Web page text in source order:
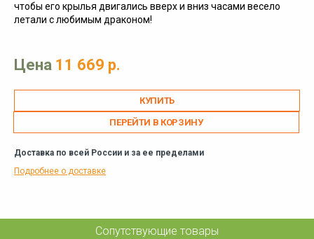
чтобы его крылья двигались вверх и вниз часами весело
летали с любимым драконом!
Цена 11 669 р.
ПЕРЕЙТИ В КОРЗИНУ
Доставка по всей России и за ее пределами
Подробнее о доставке
Сопутствующие товары